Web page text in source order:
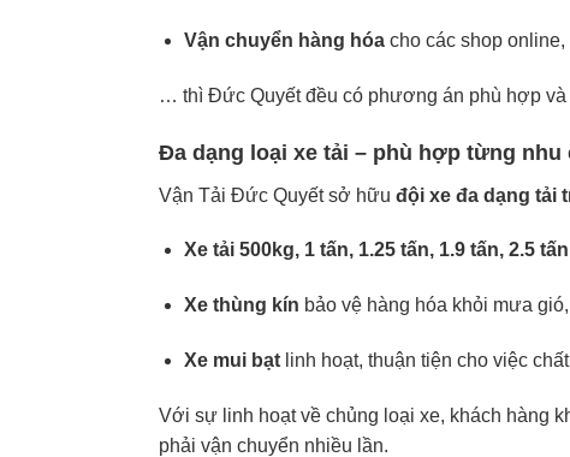
Vận chuyển hàng hóacho các shop online,
… thì Đức Quyết đều có phương án phù hợp và
Đa dạng loại xe tải – phù hợp từng nhu
Vận Tải Đức Quyết sở hữu đội xe đa dạng tải
Xe tải 500kg, 1 tấn, 1.25 tấn, 1.9 tấn, 2.5 tấn
Xe thùng kín bảo vệ hàng hóa khỏi mưa
Xe mui bạtlinh hoạt, thuận tiện cho việc
Với sự linh hoạt về chủng loại xe, khách hàng
phải vận chuyển nhiều lần.